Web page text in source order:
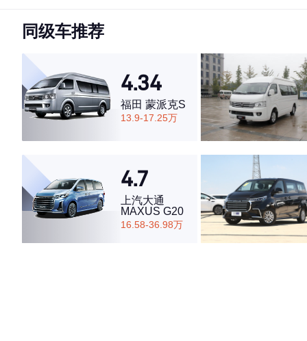
同级车推荐
4.34
福田 蒙派克S
13.9-17.25万
4.7
上汽大通
MAXUS G20
16.58-36.98万